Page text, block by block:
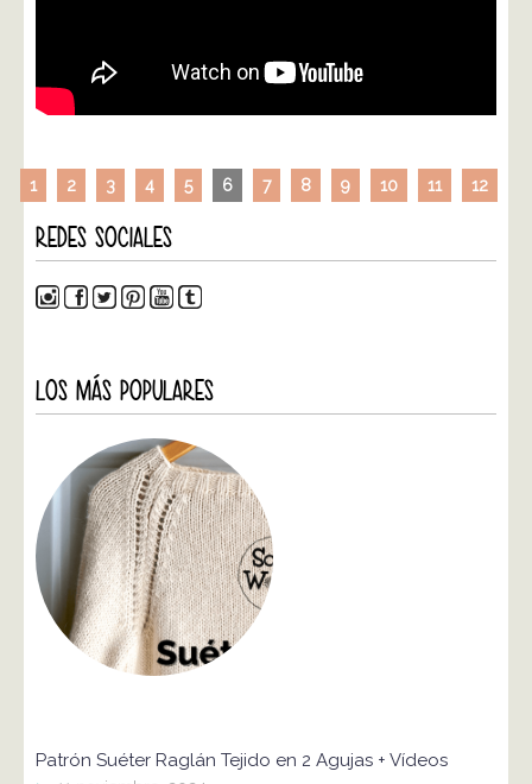
1 2 3 4 5 6 7 8 9 10 11 12
REDES SOCIALES
LOS MÁS POPULARES
Patrón Suéter Raglán Tejido en 2 Agujas + Vídeos